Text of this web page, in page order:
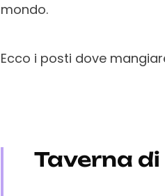
mondo.
Ecco i posti dove
Taverna